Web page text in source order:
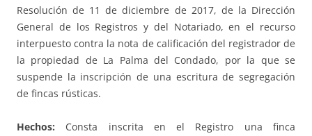
Resolución de 11 de diciembre de 2017, de la Dirección
General de los Registros y del Notariado, en el recurso
interpuesto contra la nota de calificación del registrador de
la propiedad de La Palma del Condado, por la que se
suspende la inscripción de una escritura de segregación
de fincas rústicas.
Hechos: Consta inscrita en el Registro una finca